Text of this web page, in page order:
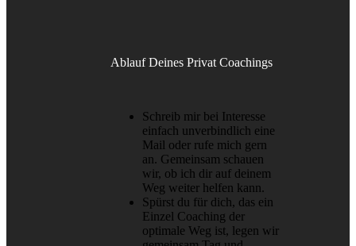
Ablauf Deines Privat Coachings
Schreib mir bei Interesse
einfach unverbindlich eine
Mail oder rufe mich gern
an. Gemeinsam schauen
wir, ob ich dir auf deinem
Weg weiter helfen kann.
Spürst du für dich, das ein
Einzel Coaching der
optimale Weg ist, legen wir